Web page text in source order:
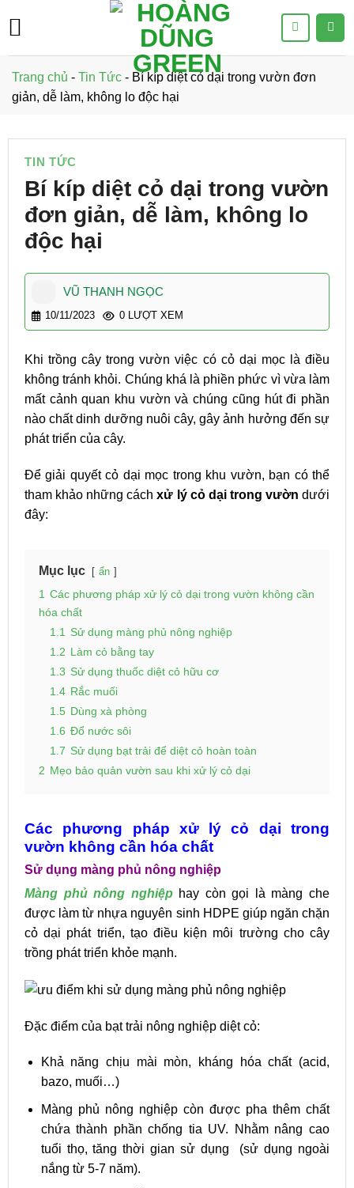
Trang chủ - Tin Tức - Bí kíp diệt cỏ dại trong vườn đơn
giản, dễ làm, không lo độc hại
TIN TỨC
Bí kíp diệt cỏ dại trong vườn
đơn giản, dễ làm, không lo
độc hại
VŨ THANH NGỌC
10/11/2023 0 LƯỢT XEM
Khi trồng cây trong vườn việc có cỏ dại mọc là điều
không tránh khỏi. Chúng khá là phiền phức vì vừa làm
mất cảnh quan khu vườn và chúng cũng hút đi phần
nào chất dinh dưỡng nuôi cây, gây ảnh hưởng đến sự
phát triển của cây.
Để giải quyết cỏ dại mọc trong khu vườn, bạn có thể
tham khảo những cáchxử lý cỏ dại trong vườn dưới
đây:
Mục lục ẩn
1 Các phương pháp xử lý cỏ dại trong vườn không cần
hóa chất
1.1
Sử dụng màng phủ nông nghiệp
1.2 Làm cỏ bằng tay
1.3 Sử dụng thuốc diệt cỏ hữu cơ
1.4 Rắc muối
1.5 Dùng xà phòng
1.6 Đổ nước sôi
1.7 Sử dụng bạt trải để diệt cỏ hoàn toàn
2 Mẹo bảo quản vườn sau khi xử lý cỏ dại
Các phương pháp xử lý cỏ dại trong
vườn không cần hóa chất
Sử dụng màng phủ nông nghiệp
Màng phủ nông nghiệphay còn gọi là màng che
được làm từ nhựa nguyên sinh HDPE giúp ngăn chặn
cỏ dại phát triển, tạo điều kiện môi trường cho cây
trồng phát triển khỏe mạnh.
Đặc điểm của bạt trải nông nghiệp diệt cỏ:
Khả năng chịu mài mòn, kháng hóa chất (acid,
bazo, muối…)
Màng phủ nông nghiệp còn được pha thêm chất
chứa thành phần chống tia UV. Nhằm nâng cao
tuổi thọ, tăng thời gian sử dụng (sử dụng ngoài
nắng từ 5-7 năm).